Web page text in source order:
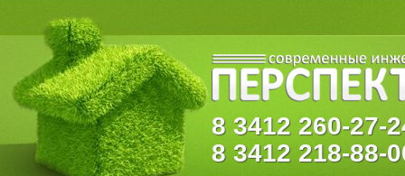
8 3412 260-
8 3412 218-88-